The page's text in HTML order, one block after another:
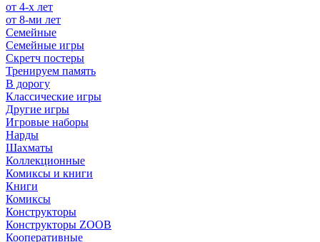
от 4-х лет
от 8-ми лет
Семейные
Семейные игры
Скретч постеры
Тренируем память
В дорогу
Классические игры
Другие игры
Игровые наборы
Нарды
Шахматы
Коллекционные
Комиксы и книги
Книги
Комиксы
Конструкторы
Конструкторы ZOOB
Кооперативные